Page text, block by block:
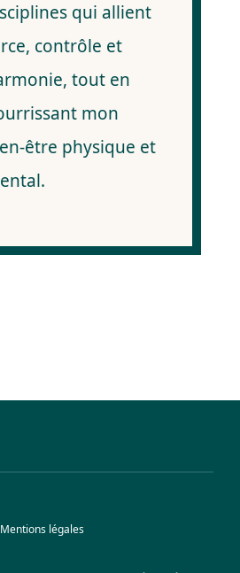
qui allient
contrôle et
tout en
mon
être physique et
Mentions légales